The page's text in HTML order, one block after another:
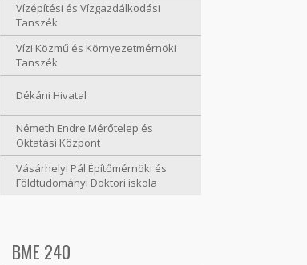
Vízépítési és Vízgazdálkodási
Tanszék
Vízi Közmű és Környezetmérnöki
Tanszék
Dékáni Hivatal
Németh Endre Mérőtelep és
Oktatási Központ
Vásárhelyi Pál Építőmérnöki és
Földtudományi Doktori iskola
BME 240